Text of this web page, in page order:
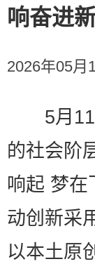
响奋进
2026年05月
5月11
的社会阶
响起 梦在
动创新采
以本土原